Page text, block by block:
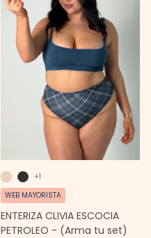
ENTERIZA CLIVIA ESCOCIA
PETROLEO - (Arma tu set)
WEB MAYORISTA
+1